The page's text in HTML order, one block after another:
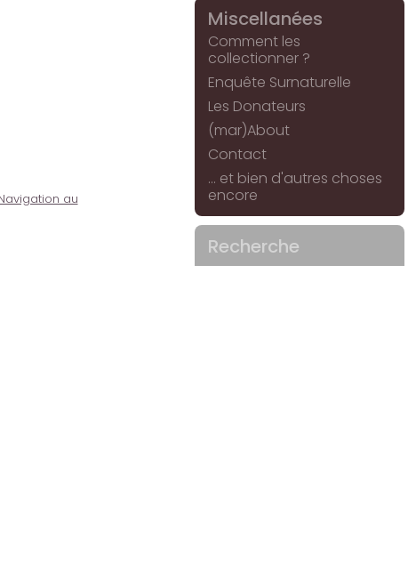
au
Miscellanées
Comment les
collectionner ?
Enquête Surnaturelle
Les Donateurs
(mar)About
Contact
... et bien d'autres choses
encore
Recherche